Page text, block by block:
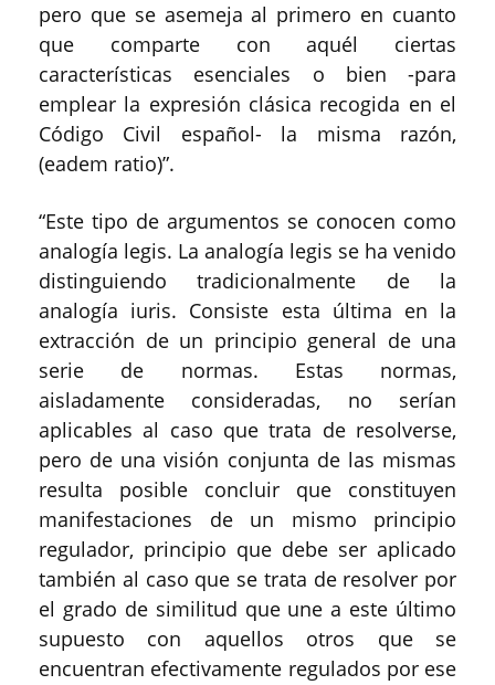
pero que se asemeja al primero en cuanto
que comparte con aquél ciertas
características esenciales o bien -para
emplear la expresión clásica recogida en el
Código Civil español- la misma razón,
(eadem ratio)”.
“Este tipo de argumentos se conocen como
analogía legis. La analogía legis se ha venido
distinguiendo tradicionalmente de la
analogía iuris. Consiste esta última en la
extracción de un principio general de una
serie de normas. Estas normas,
aisladamente consideradas, no serían
aplicables al caso que trata de resolverse,
pero de una visión conjunta de las mismas
resulta posible concluir que constituyen
manifestaciones de un mismo principio
regulador, principio que debe ser aplicado
también al caso que se trata de resolver por
el grado de similitud que une a este último
supuesto con aquellos otros que se
encuentran efectivamente regulados por ese